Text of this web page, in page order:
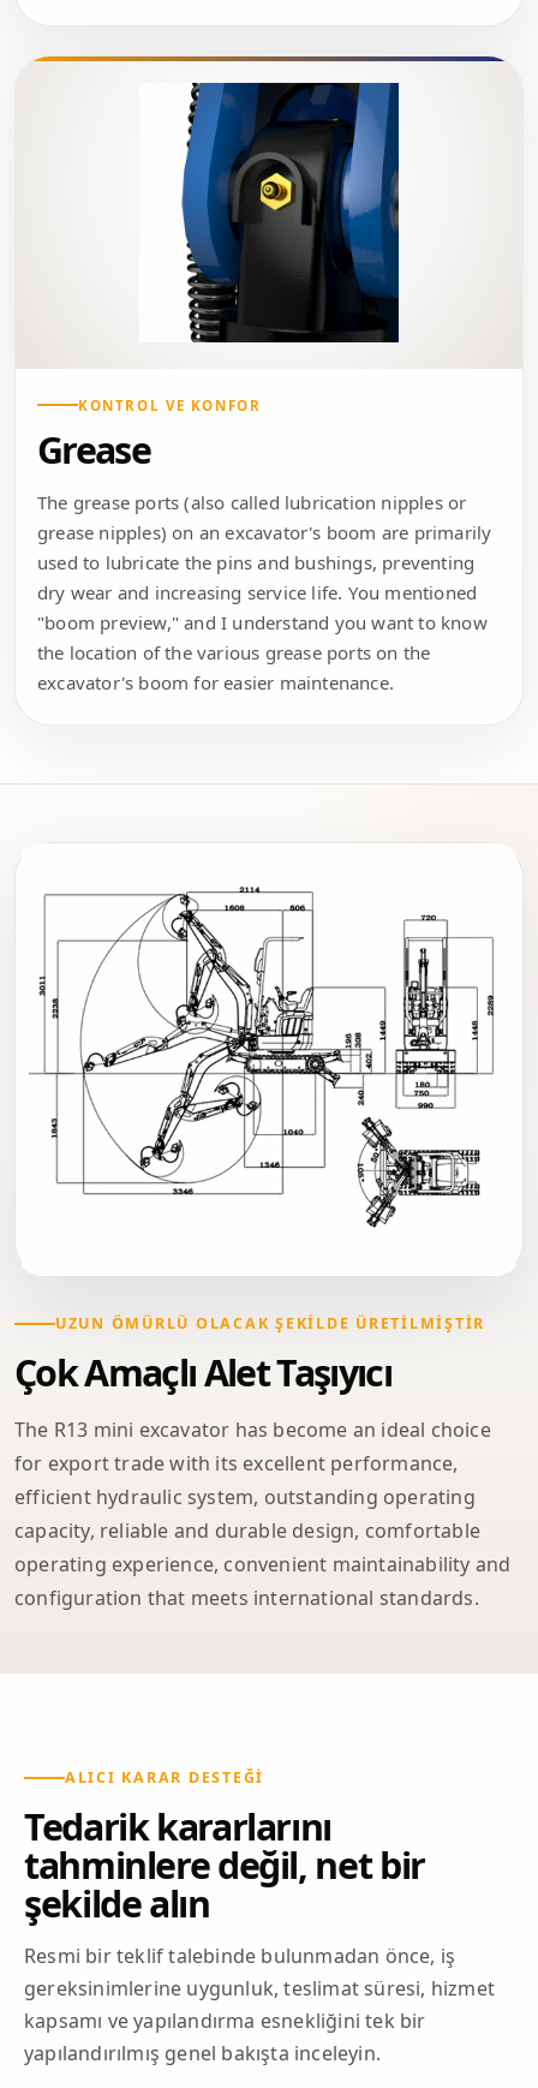
KONTROL VE KONFOR
Grease
The grease ports (also called lubrication nipples or
grease nipples) on an excavator's boom are primarily
used to lubricate the pins and bushings, preventing
dry wear and increasing service life. You mentioned
"boom preview," and I understand you want to know
the location of the various grease ports on the
excavator's boom for easier maintenance.
UZUN ÖMÜRLÜ OLACAK ŞEKILDE ÜRETILMIŞTIR
Çok Amaçlı Alet Taşıyıcı
The R13 mini excavator has become an ideal choice
for export trade with its excellent performance,
efficient hydraulic system, outstanding operating
capacity, reliable and durable design, comfortable
operating experience, convenient maintainability and
configuration that meets international standards.
ALICI KARAR DESTEĞI
Tedarik kararlarını
tahminlere değil, net bir
şekilde alın
Resmi bir teklif talebinde bulunmadan önce, iş
gereksinimlerine uygunluk, teslimat süresi, hizmet
kapsamı ve yapılandırma esnekliğini tek bir
yapılandırılmış genel bakışta inceleyin.